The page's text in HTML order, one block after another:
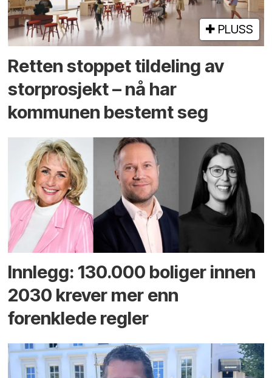
PLUSS
Retten stoppet tildeling av
storprosjekt – nå har
kommunen bestemt seg
Innlegg: 130.000 boliger innen
2030 krever mer enn
forenklede regler